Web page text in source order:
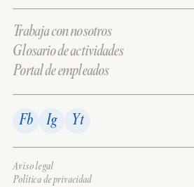
Trabaja con nosotros
Glosario de actividades
Portal de empleados
Fb Ig Yt
Aviso legal
Política de privacidad